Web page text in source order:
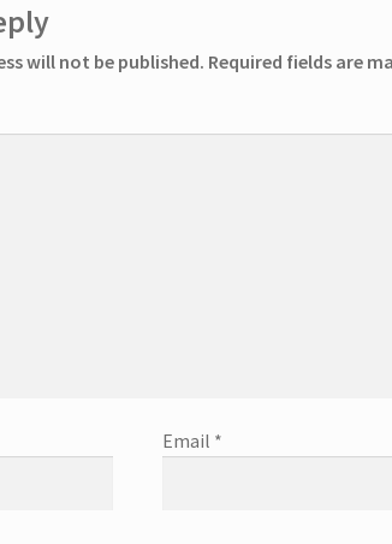
will not be published. Required fields are
Email *